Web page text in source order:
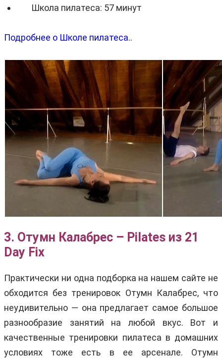
Школа пилатеса: 57 минут
Подробнее о Школе пилатеса..
3. Отумн Калабрес – Pilates из 21
Day Fix
Практически ни одна подборка на нашем сайте не
обходится без тренировок Отумн Калабрес, что
неудивительно — она предлагает самое большое
разнообразие занятий на любой вкус. Вот и
качественные тренировки пилатеса в домашних
условиях тоже есть в ее арсенале. Отумн